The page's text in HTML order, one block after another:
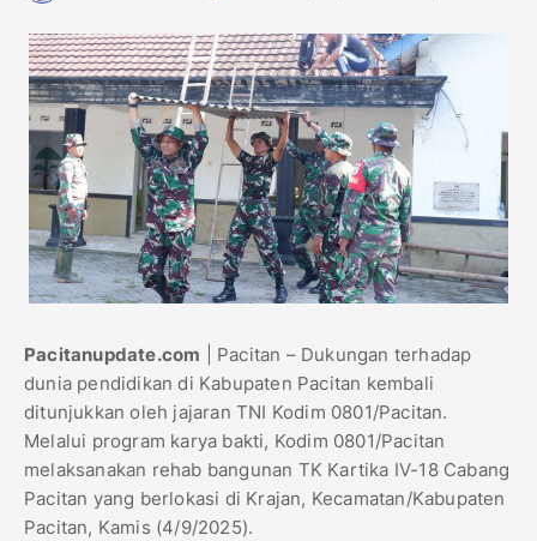
Pacitanupdate.com | Pacitan – Dukungan terhadap
dunia pendidikan di Kabupaten Pacitan kembali
ditunjukkan oleh jajaran TNI Kodim 0801/Pacitan.
Melalui program karya bakti, Kodim 0801/Pacitan
melaksanakan rehab bangunan TK Kartika IV-18 Cabang
Pacitan yang berlokasi di Krajan, Kecamatan/Kabupaten
Pacitan, Kamis (4/9/2025).